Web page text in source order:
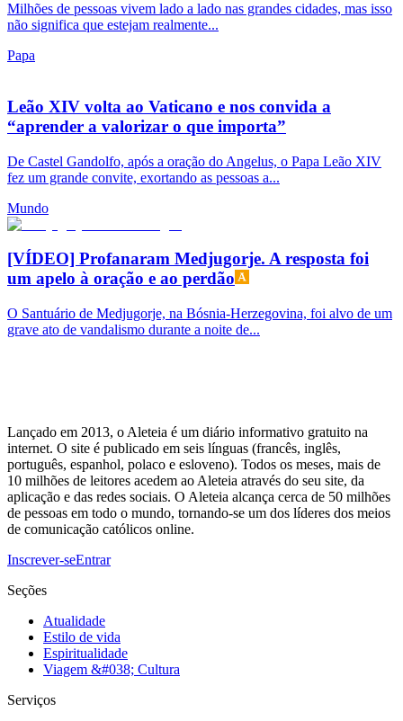
Milhões de pessoas vivem lado a lado nas grandes cidades, mas isso
não significa que estejam realmente...
Papa
Leão XIV volta ao Vaticano e nos convida a
“aprender a valorizar o que importa”
De Castel Gandolfo, após a oração do Angelus, o Papa Leão XIV
fez um grande convite, exortando as pessoas a...
Mundo
[VÍDEO] Profanaram Medjugorje. A resposta foi
um apelo à oração e ao perdão
O Santuário de Medjugorje, na Bósnia-Herzegovina, foi alvo de um
grave ato de vandalismo durante a noite de...
Lançado em 2013, o Aleteia é um diário informativo gratuito na
internet. O site é publicado em seis línguas (francês, inglês,
português, espanhol, polaco e esloveno). Todos os meses, mais de
10 milhões de leitores acedem ao Aleteia através do seu site, da
aplicação e das redes sociais. O Aleteia alcança cerca de 50 milhões
de pessoas em todo o mundo, tornando-se um dos líderes dos meios
de comunicação católicos online.
Inscrever-seEntrar
Seções
Atualidade
Estilo de vida
Espiritualidade
Viagem &#038; Cultura
Serviços